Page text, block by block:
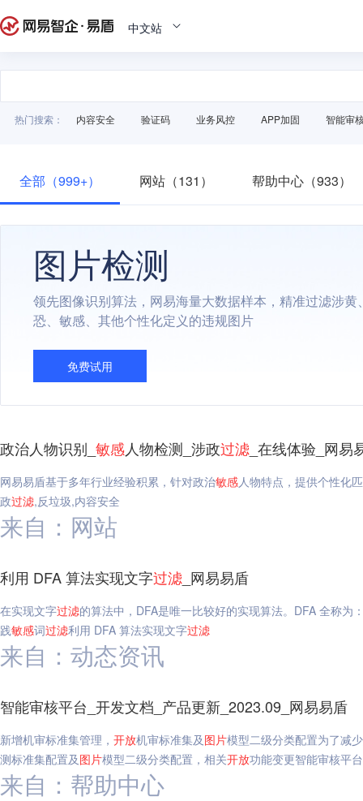
中文站
热门搜索： 内容安全 验证码 业务风控 APP加固 智能审
全部（999+） 网站（131） 帮助中心（933）
图片检测
领先图像识别算法，网易海量大数据样本，精准过滤涉黄
恐、敏感、其他个性化定义的违规图片
免费试用
政治人物识别_ 敏感人物检测_涉政过滤 _在线体验_网易
网易易盾基于多年行业经验积累，针对政治敏感人物特点，提供个性化
政过滤,反垃圾,内容安全
来自：网站
利用 DFA 算法实现文字过滤 _网易易盾
在实现文字过滤的算法中，DFA是唯一比较好的实现算法。DFA 全称
践敏感词过滤利用 DFA 算法实现文字过滤
来自：动态资讯
智能审核平台_开发文档_产品更新_2023.09_网易易盾
新增机审标准集管理， 开放机审标准集及图片模型二级分类配置为了减
测标准集配置及图片模型二级分类配置，相关开放功能变更智能审核平
来自：帮助中心